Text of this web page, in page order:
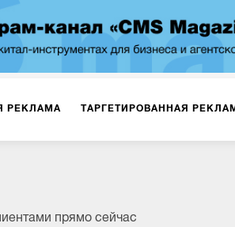
РЕКЛАМА ТАРГЕТИРОВАННАЯ
прямо сейчас